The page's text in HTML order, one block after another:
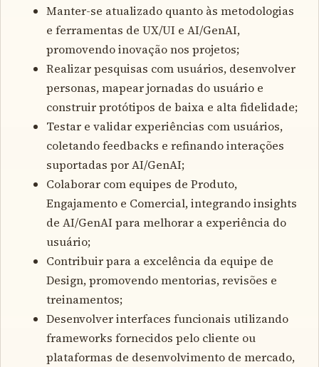
Manter-se atualizado quanto às metodologias
e ferramentas de UX/UI e AI/GenAI,
promovendo inovação nos projetos;
Realizar pesquisas com usuários, desenvolver
personas, mapear jornadas do usuário e
construir protótipos de baixa e alta fidelidade;
Testar e validar experiências com usuários,
coletando feedbacks e refinando interações
suportadas por AI/GenAI;
Colaborar com equipes de Produto,
Engajamento e Comercial, integrando insights
de AI/GenAI para melhorar a experiência do
usuário;
Contribuir para a excelência da equipe de
Design, promovendo mentorias, revisões e
treinamentos;
Desenvolver interfaces funcionais utilizando
frameworks fornecidos pelo cliente ou
plataformas de desenvolvimento de mercado,